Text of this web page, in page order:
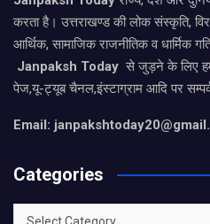
करता है। उत्तराखण्ड की लोक संस्कृति,
आर्थिक, सामाजिक राजनीतिक व धार्मिक
Janpaksh Today से जुड़ने के लिए
पेज,यू-ट्यूब चैनल,इंस्टाग्राम आदि पर
Email:
Categories
Categories